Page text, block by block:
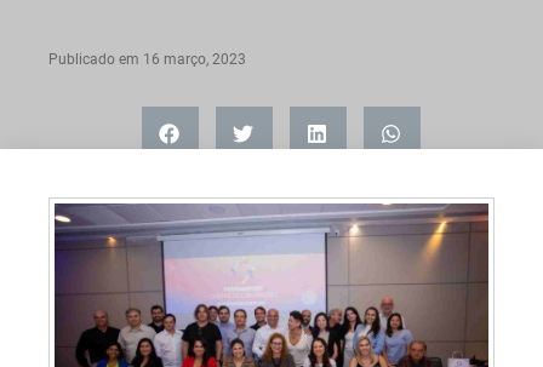
Publicado em 16 março, 2023